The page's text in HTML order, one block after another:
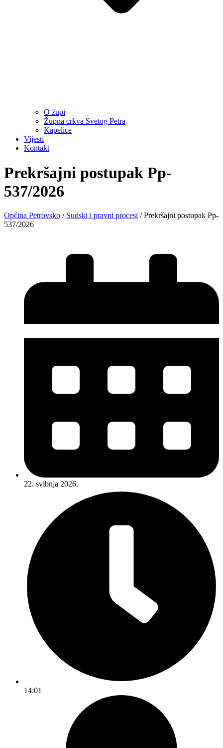
O župi
Župna crkva Svetog Petra
Kapelice
Vijesti
Kontakt
Prekršajni postupak Pp-
537/2026
Općina Petrovsko / Sudski i pravni procesi /Prekršajni postupak Pp-
537/2026
22. svibnja 2026.
14:01